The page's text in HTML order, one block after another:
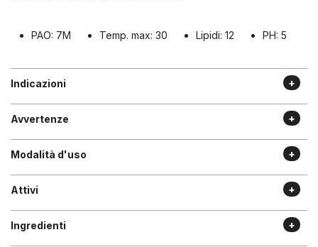
PAO: 7M Temp. max: 30 Lipidi: 12 PH: 5
Indicazioni
Avvertenze
Modalità d'uso
Attivi
Ingredienti